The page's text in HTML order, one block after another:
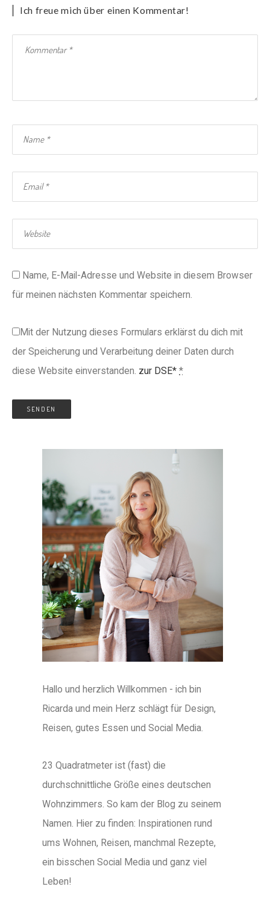
Ich freue mich über einen Kommentar!
Name, E-Mail-Adresse und Website in diesem Browser
für meinen nächsten Kommentar speichern.
Mit der Nutzung dieses Formulars erklärst du dich mit
der Speicherung und Verarbeitung deiner Daten durch
diese Website einverstanden. zur DSE* *
Hallo und herzlich Willkommen - ich bin
Ricarda und mein Herz schlägt für Design,
Reisen, gutes Essen und Social Media.
23 Quadratmeter ist (fast) die
durchschnittliche Größe eines deutschen
Wohnzimmers. So kam der Blog zu seinem
Namen. Hier zu finden: Inspirationen rund
ums Wohnen, Reisen, manchmal Rezepte,
ein bisschen Social Media und ganz viel
Leben!